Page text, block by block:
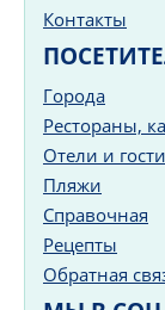
Контакты
Города
Рестораны,
Отели и
Пляжи
Справочная
Рецепты
Обратная